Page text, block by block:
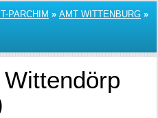
PARCHIM » AMT WITTENBURG »